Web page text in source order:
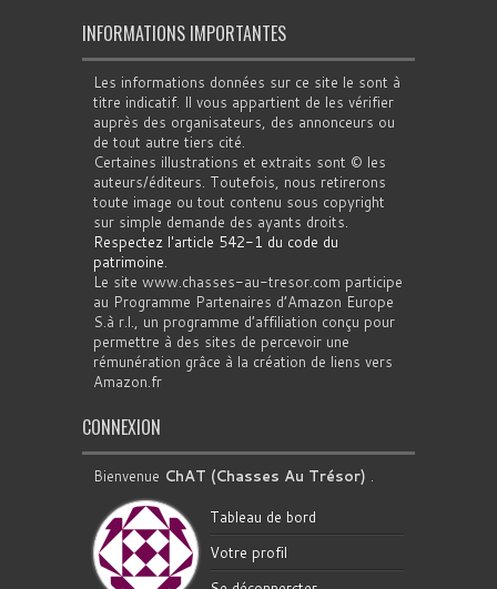
INFORMATIONS IMPORTANTES
Les informations données sur ce site le sont à
titre indicatif. Il vous appartient de les vérifier
auprès des organisateurs, des annonceurs ou
de tout autre tiers cité.
Certaines illustrations et extraits sont © les
auteurs/éditeurs. Toutefois, nous retirerons
toute image ou tout contenu sous copyright
sur simple demande des ayants droits.
Respectez l'article 542-1 du code du
patrimoine.
Le site www.chasses-au-tresor.com participe
au Programme Partenaires d’Amazon Europe
S.à r.l., un programme d’affiliation conçu pour
permettre à des sites de percevoir une
rémunération grâce à la création de liens vers
Amazon.fr
CONNEXION
Bienvenue ChAT (Chasses Au Trésor) .
Tableau de bord
Votre profil